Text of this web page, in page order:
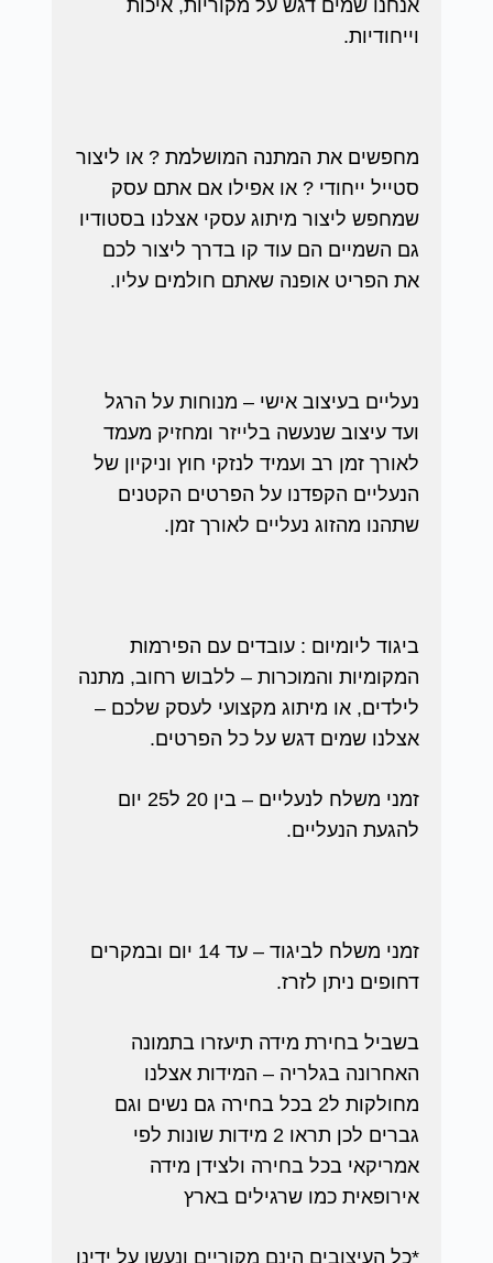
אנחנו שמים דגש על מקוריות, איכות
וייחודיות.
מחפשים את המתנה המושלמת ? או ליצור
סטייל ייחודי ? או אפילו אם אתם עסק
שמחפש ליצור מיתוג עסקי אצלנו בסטודיו
גם השמיים הם עוד קו בדרך ליצור לכם
את הפריט אופנה שאתם חולמים עליו.
נעליים בעיצוב אישי – מנוחות על הרגל
ועד עיצוב שנעשה בלייזר ומחזיק מעמד
לאורך זמן רב ועמיד לנזקי חוץ וניקיון של
הנעליים הקפדנו על הפרטים הקטנים
שתהנו מהזוג נעליים לאורך זמן.
ביגוד ליומיום : עובדים עם הפירמות
המקומיות והמוכרות – ללבוש רחוב, מתנה
לילדים, או מיתוג מקצועי לעסק שלכם –
אצלנו שמים דגש על כל הפרטים.
זמני משלח לנעליים – בין 20 ל25 יום
להגעת הנעליים.
זמני משלח לביגוד – עד 14 יום ובמקרים
דחופים ניתן לזרז.
בשביל בחירת מידה תיעזרו בתמונה
האחרונה בגלריה – המידות אצלנו
מחולקות ל2 בכל בחירה גם נשים וגם
גברים לכן תראו 2 מידות שונות לפי
אמריקאי בכל בחירה ולצידן מידה
אירופאית כמו שרגילים בארץ
*כל העיצובים הינם מקוריים ונעשו על ידינו